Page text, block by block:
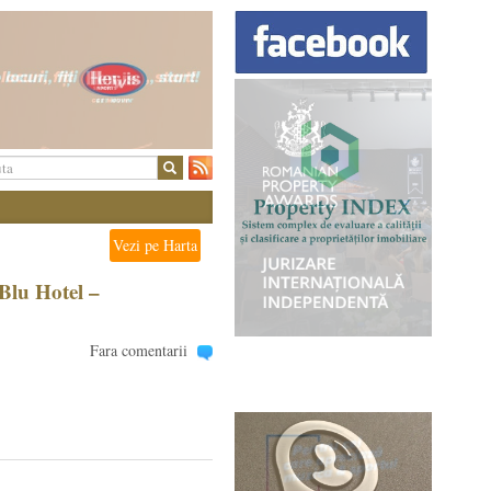
Vezi pe Harta
Hotel –
Fara comentarii